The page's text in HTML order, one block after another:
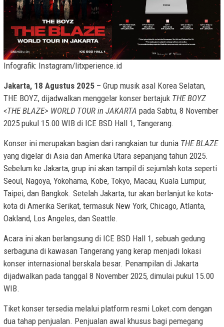
Infografik: Instagram/litxperience.id
Jakarta, 18 Agustus 2025 – Grup musik asal Korea Selatan,
THE BOYZ, dijadwalkan menggelar konser bertajuk THE BOYZ
<THE BLAZE> WORLD TOUR in JAKARTA pada Sabtu, 8 November
2025 pukul 15.00 WIB di ICE BSD Hall 1, Tangerang.
Konser ini merupakan bagian dari rangkaian tur dunia THE BLAZE
yang digelar di Asia dan Amerika Utara sepanjang tahun 2025.
Sebelum ke Jakarta, grup ini akan tampil di sejumlah kota seperti
Seoul, Nagoya, Yokohama, Kobe, Tokyo, Macau, Kuala Lumpur,
Taipei, dan Bangkok. Setelah Jakarta, tur akan berlanjut ke kota-
kota di Amerika Serikat, termasuk New York, Chicago, Atlanta,
Oakland, Los Angeles, dan Seattle.
Acara ini akan berlangsung di ICE BSD Hall 1, sebuah gedung
serbaguna di kawasan Tangerang yang kerap menjadi lokasi
konser internasional berskala besar. Penampilan di Jakarta
dijadwalkan pada tanggal 8 November 2025, dimulai pukul 15.00
WIB.
Tiket konser tersedia melalui platform resmi Loket.com dengan
dua tahap penjualan. Penjualan awal khusus bagi pemegang